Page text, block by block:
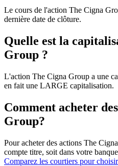
Le cours de l'action The Cigna
dernière date de clôture.
Quelle est la
Group ?
L'action The Cigna Group a une
en fait une LARGE capitalisation.
Comment acheter
Group?
Pour acheter des actions The
compte titre, soit dans votre
Comparez les courtiers pour